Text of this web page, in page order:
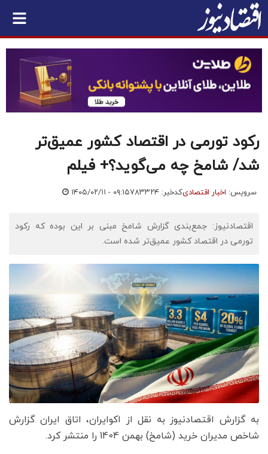
رکود تورمی در اقتصاد کشور عمیق‌تر
شد/ شامخ چه می‌گوید؟+ فیلم
سرویس: اخبار اقتصادیکدخبر: ۷۸۳۳۲۴ ۱۴۰۵/۰۲/۱۱ - ۰۹:۱۵
اقتصادنیوز: جمع‌بندی گزارش شامخ مبنی بر این بوده که رکود
تورمی در اقتصاد کشور عمیق‌تر شده است.
به گزارش اقتصادنیوز به نقل از اکوایران، اتاق ایران گزارش
شاخص مدیران خرید (شامخ) بهمن 1404 را منتشر کرد.